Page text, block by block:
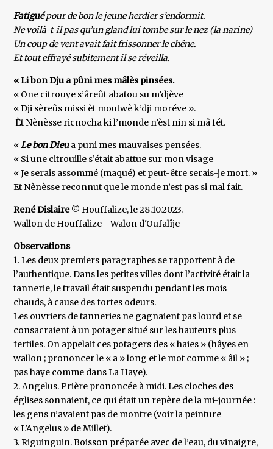
Fatiguépour de bon le jeune herdier s’endormit.
Ne voilà-t-il pas qu’un gland lui tombe sur le nez (la narine)
Un coup de vent avait fait frissonner le chêne.
Et tout effrayé subitement il se réveilla.
« Li bon Dju a pûni mes mâlès pinsées.
« One citrouye s’âreût abatou su m’djève
« Dji sèreûs missi èt moutwè k’dji moréve ».
Èt Nènèsse ricnocha ki l’monde n’èst nin si mâ fét.
«Le bon Dieua puni mes mauvaises pensées.
« Si une citrouille s’était abattue sur mon visage
« Je serais assommé (maqué) et peut-être serais-je mort. »
Et Nènèsse reconnut que le monde n’est pas si mal fait.
René Dislaire© Houffalize, le 28.10.2023.
Wallon de Houffalize - Walon d'Oufalîje
Observations
1. Les deux premiers paragraphes se rapportent à de
l’authentique. Dans les petites villes dont l’activité était la
tannerie, le travail était suspendu pendant les mois
chauds, à cause des fortes odeurs.
Les ouvriers de tanneries ne gagnaient pas lourd et se
consacraient à un potager situé sur les hauteurs plus
fertiles. On appelait ces potagers des « haies » (hâyes en
wallon ; prononcer le « a » long et le mot comme « âil » ;
pas haye comme dans La Haye).
2. Angelus. Prière prononcée à midi. Les cloches des
églises sonnaient, ce qui était un repère de la mi-journée :
les gens n’avaient pas de montre (voir la peinture
« L’Angelus » de Millet).
3. Riguinguin. Boisson préparée avec de l’eau, du vinaigre,